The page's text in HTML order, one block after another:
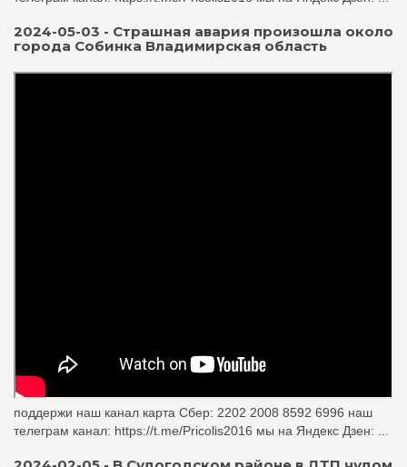
2024-05-03 - Страшная авария произошла около
города Собинка Владимирская область
поддержи наш канал карта Сбер: 2202 2008 8592 6996 наш
телеграм канал: https://t.me/Pricolis2016 мы на Яндекс Дзен: ...